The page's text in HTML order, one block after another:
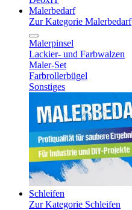
Malerbedarf
Zur Kategorie Malerbedarf
Malerpinsel
Lackier- und Farbwalzen
Maler-Set
Farbrollerbügel
Sonstiges
Schleifen
Zur Kategorie Schleifen